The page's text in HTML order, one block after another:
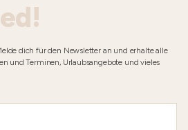
dich für den Newsletter an und erhalte alle
und Terminen, Urlaubsangebote und vieles